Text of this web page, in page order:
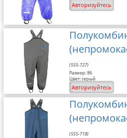
Авторизуйтесь
(555-727)
Размер: 86
Цвет: серый
Авторизуйтесь
(555-718)